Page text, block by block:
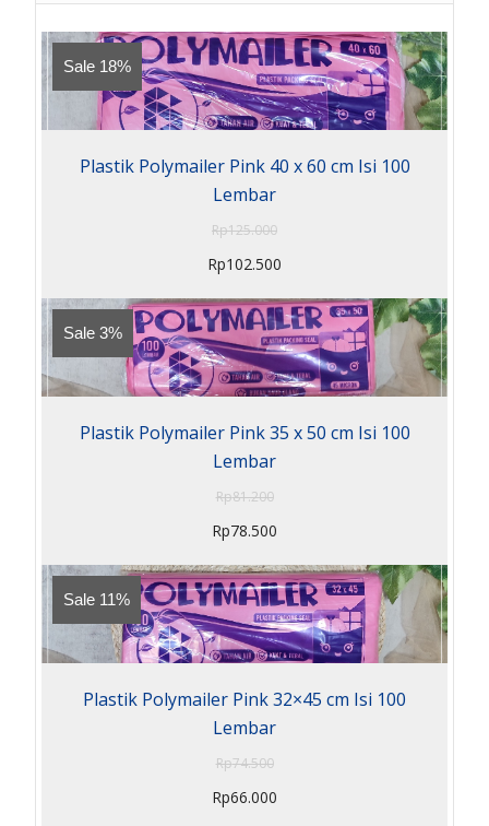
Sale 18%
Plastik Polymailer Pink 40 x 60 cm Isi 100
Lembar
Rp125.000
Rp102.500
Sale 3%
Plastik Polymailer Pink 35 x 50 cm Isi 100
Lembar
Rp81.200
Rp78.500
Sale 11%
Plastik Polymailer Pink 32×45 cm Isi 100
Lembar
Rp74.500
Rp66.000